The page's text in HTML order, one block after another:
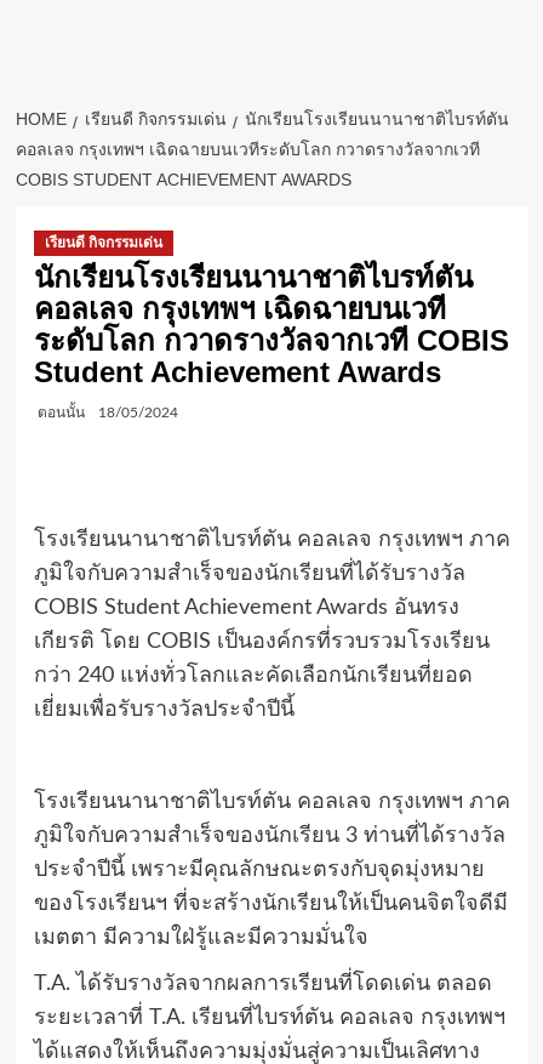
HOME เรียนดี กิจกรรมเด่น
นักเรียนโรงเรียนนานาชาติไบรท์ตัน
คอลเลจ กรุงเทพฯ เฉิดฉายบนเวทีระดับโลก กวาดรางวัลจากเวที
COBIS STUDENT ACHIEVEMENT AWARDS
เรียนดี กิจกรรมเด่น
นักเรียนโรงเรียนนานาชาติไบรท์ตัน
คอลเลจ กรุงเทพฯ เฉิดฉายบนเวที
ระดับโลก กวาดรางวัลจากเวที COBIS
Student Achievement Awards
ตอนนั้น 18/05/2024
โรงเรียนนานาชาติไบรท์ตัน คอลเลจ กรุงเทพฯ ภาค
ภูมิใจกับความสำเร็จของนักเรียนที่ได้รับรางวัล
COBIS Student Achievement Awards อันทรง
เกียรติ โดย COBIS เป็นองค์กรที่รวบรวมโรงเรียน
กว่า 240 แห่งทั่วโลกและคัดเลือกนักเรียนที่ยอด
เยี่ยมเพื่อรับรางวัลประจำปีนี้
โรงเรียนนานาชาติไบรท์ตัน คอลเลจ กรุงเทพฯ ภาค
ภูมิใจกับความสำเร็จของนักเรียน 3 ท่านที่ได้รางวัล
ประจำปีนี้ เพราะมีคุณลักษณะตรงกับจุดมุ่งหมาย
ของโรงเรียนฯ ที่จะสร้างนักเรียนให้เป็นคนจิตใจดีมี
เมตตา มีความใฝ่รู้และมีความมั่นใจ
T.A. ได้รับรางวัลจากผลการเรียนที่โดดเด่น ตลอด
ระยะเวลาที่ T.A. เรียนที่ไบรท์ตัน คอลเลจ กรุงเทพฯ
ได้แสดงให้เห็นถึงความมุ่งมั่นสู่ความเป็นเลิศทาง